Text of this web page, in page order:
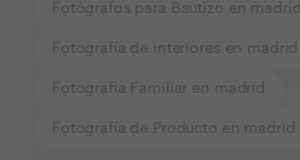
Fotógrafos para Bautizo en madrid
Fotografía de interiores en madrid
Fotografia Familiar en madrid
Fotografía de Producto en madrid